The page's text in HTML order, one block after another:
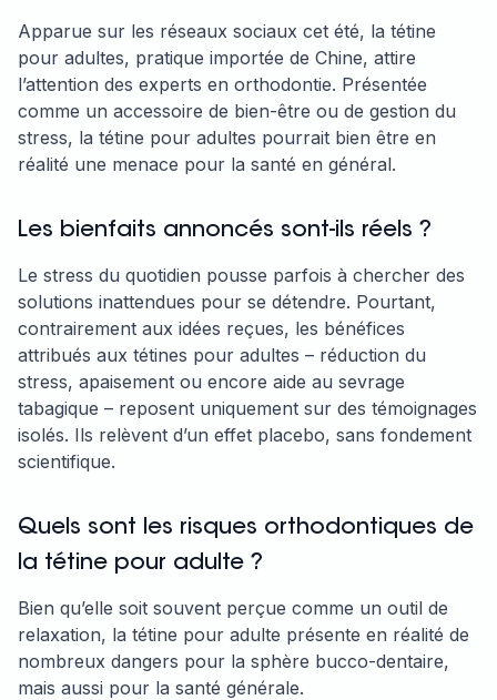
Apparue sur les réseaux sociaux cet été, la tétine
pour adultes, pratique importée de Chine, attire
l’attention des experts en orthodontie. Présentée
comme un accessoire de bien-être ou de gestion du
stress, la tétine pour adultes pourrait bien être en
réalité une menace pour la santé en général.
Les bienfaits annoncés sont-ils réels ?
Le stress du quotidien pousse parfois à chercher des
solutions inattendues pour se détendre. Pourtant,
contrairement aux idées reçues, les bénéfices
attribués aux tétines pour adultes – réduction du
stress, apaisement ou encore aide au sevrage
tabagique – reposent uniquement sur des témoignages
isolés. Ils relèvent d’un effet placebo, sans fondement
scientifique.
Quels sont les risques orthodontiques de
la tétine pour adulte ?
Bien qu’elle soit souvent perçue comme un outil de
relaxation, la tétine pour adulte présente en réalité de
nombreux dangers pour la sphère bucco-dentaire,
mais aussi pour la santé générale.